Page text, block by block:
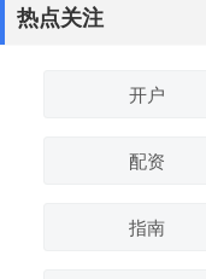
热点关注
开户
配资
指南